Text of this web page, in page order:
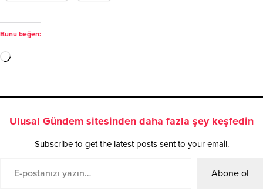
Bunu beğen:
Ulusal Gündem sitesinden daha fazla şey keşfedin
Subscribe to get the latest posts sent to your email.
Abone ol